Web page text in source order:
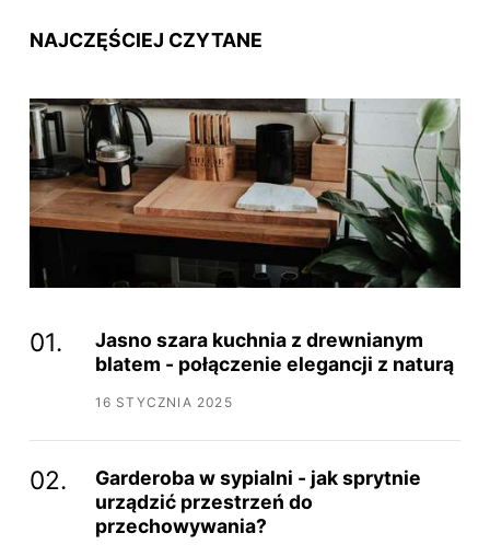
NAJCZĘŚCIEJ CZYTANE
Jasno szara kuchnia z drewnianym
blatem - połączenie elegancji z naturą
16 STYCZNIA 2025
Garderoba w sypialni - jak sprytnie
urządzić przestrzeń do
przechowywania?